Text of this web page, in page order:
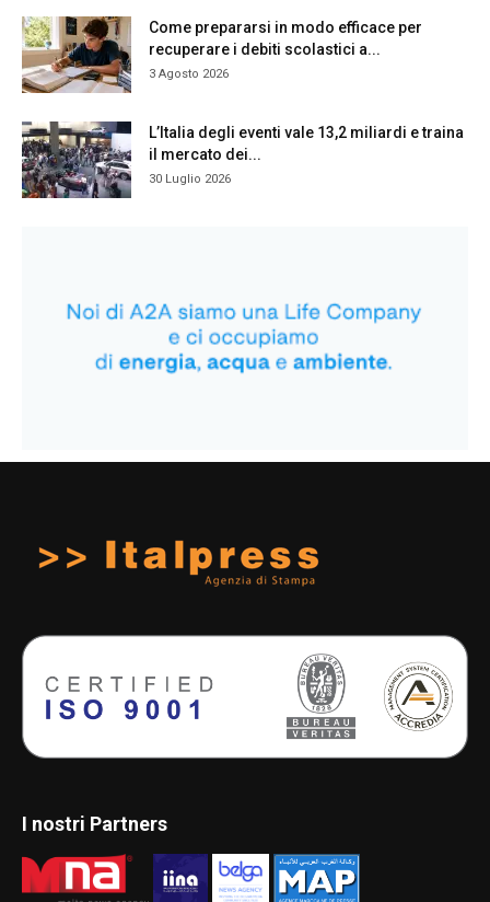
Come prepararsi in modo efficace per
recuperare i debiti scolastici a...
3 Agosto 2026
L’Italia degli eventi vale 13,2 miliardi e traina
il mercato dei...
30 Luglio 2026
I nostri Partners